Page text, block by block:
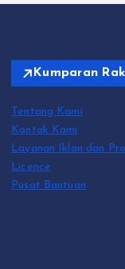
Kumparan
Tentang Kami
Kontak Kami
Layanan Iklan dan
Licence
Pusat Bantuan